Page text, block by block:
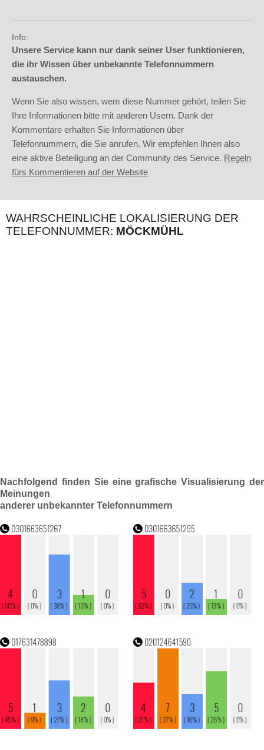
Info:
Unsere Service kann nur dank seiner User funktionieren,
die ihr Wissen über unbekannte Telefonnummern
austauschen.
Wenn Sie also wissen, wem diese Nummer gehört, teilen Sie
Ihre Informationen bitte mit anderen Usern. Dank der
Kommentare erhalten Sie Informationen über
Telefonnummern, die Sie anrufen. Wir empfehlen Ihnen also
eine aktive Beteiligung an der Community des Service. Regeln
fürs Kommentieren auf der Website
WAHRSCHEINLICHE LOKALISIERUNG DER
TELEFONNUMMER: MÖCKMÜHL
Nachfolgend finden Sie eine grafische Visualisierung der
Meinungen
anderer unbekannter Telefonnummern